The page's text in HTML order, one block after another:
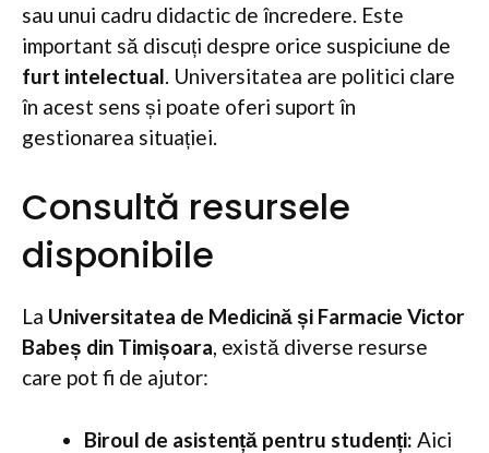
sau unui cadru didactic de încredere. Este
important să discuți despre orice suspiciune de
furt intelectual . Universitatea are politici clare
în acest sens și poate oferi suport în
gestionarea situației.
Consultă resursele
disponibile
La Universitatea de Medicină și Farmacie Victor
Babeș din Timișoara, există diverse resurse
care pot fi de ajutor:
Biroul de asistență pentru studenți: Aici